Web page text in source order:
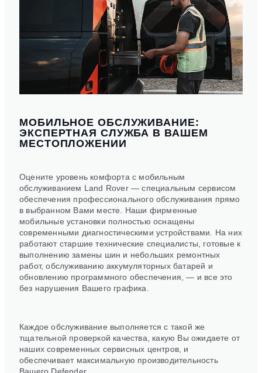
МОБИЛЬНОЕ ОБСЛУЖИВАНИЕ:
ЭКСПЕРТНАЯ СЛУЖБА В ВАШЕМ
МЕСТОПЛОЖЕНИИ
Оцените уровень комфорта с мобильным
обслуживанием Land Rover — специальным сервисом
обеспечения профессионального обслуживания прямо
в выбранном Вами месте. Наши фирменные
мобильные установки полностью оснащены
современными диагностическими устройствами. На них
работают старшие технические специалисты, готовые к
выполнению замены шин и небольших ремонтных
работ, обслуживанию аккумуляторных батарей и
обновлению программного обеспечения, — и все это
без нарушения Вашего графика.
Каждое обслуживание выполняется с такой же
тщательной проверкой качества, какую Вы ожидаете от
наших современных сервисных центров, и
обеспечивает максимальную производительность
Вашего Defender.